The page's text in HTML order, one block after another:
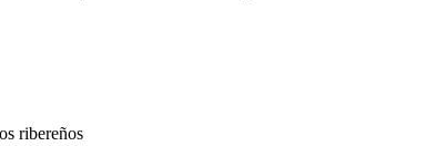
ribereños